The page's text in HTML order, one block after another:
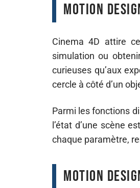
Motion
Cinema 4D attire
simulation ou
curieuses qu’aux
cercle à côté d’un
Parmi les fonctions
l’état d’une scène
chaque paramètre,
Motion